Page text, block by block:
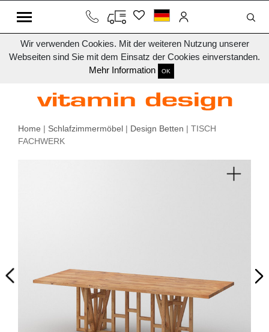
Wir verwenden Cookies. Mit der weiteren Nutzung unserer
Webseiten sind Sie mit dem Einsatz der Cookies einverstanden.
Mehr Information
OK
Home | Schlafzimmermöbel | Design Betten | TISCH
FACHWERK